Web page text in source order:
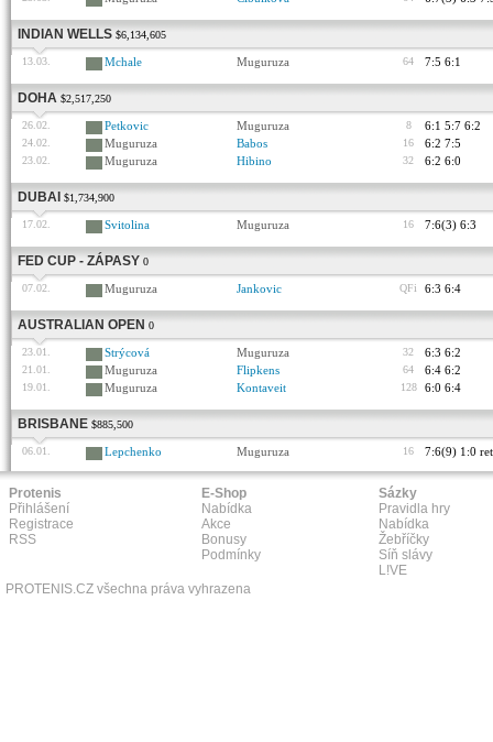
INDIAN WELLS $6,134,605
13.03. Mchale Muguruza 64 7:5 6:1
DOHA $2,517,250
26.02. Petkovic Muguruza 8 6:1 5:7 6:2
24.02. Muguruza Babos 16 6:2 7:5
23.02. Muguruza Hibino 32 6:2 6:0
DUBAI $1,734,900
17.02. Svitolina Muguruza 16 7:6(3) 6:3
FED CUP - ZÁPASY 0
07.02. Muguruza Jankovic QFi 6:3 6:4
AUSTRALIAN OPEN 0
23.01. Strýcová Muguruza 32 6:3 6:2
21.01. Muguruza Flipkens 64 6:4 6:2
19.01. Muguruza Kontaveit 128 6:0 6:4
BRISBANE $885,500
06.01. Lepchenko Muguruza 16 7:6(9) 1:0
Protenis
Přihlášení
Registrace
RSS
E-Shop
Nabídka
Akce
Bonusy
Podmínky
Sázky
Pravidla hry
Nabídka
Žebříčky
Síň slávy
L!VE
PROTENIS.CZ všechna práva vyhrazena